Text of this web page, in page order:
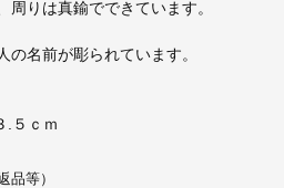
りは真鍮でできています。
の名前が彫られています。
.５ｃｍ
品等）